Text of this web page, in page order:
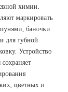
химии.
маркировать
баночки
для губной
Устройство
цветных и